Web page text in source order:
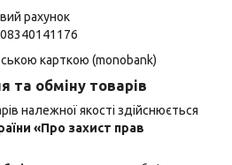
рахунок
карткою (monobank)
та обміну товарів
належної якості здійснюється
«Про захист прав